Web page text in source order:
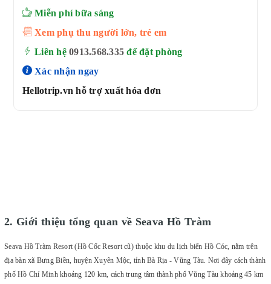
Miễn phí bữa sáng
Xem phụ thu người lớn, trẻ em
Liên hệ 0913.568.335 để đặt phòng
Xác nhận ngay
Hellotrip.vn hỗ trợ xuất hóa đơn
2. Giới thiệu tổng quan về Seava Hồ Tràm
Seava Hồ Tràm Resort (Hồ Cốc Resort cũ) thuộc khu du lịch biển Hồ Cóc, nằm trên
địa bàn xã Bưng Biền, huyện Xuyên Mộc, tỉnh Bà Rịa - Vũng Tàu. Nơi đây cách thành
phố Hồ Chí Minh khoảng 120 km, cách trung tâm thành phố Vũng Tàu khoảng 45 km